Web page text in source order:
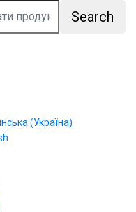
Search